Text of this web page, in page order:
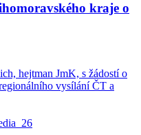
kraje o
hejtman JmK, s žádostí o
vysílání ČT a